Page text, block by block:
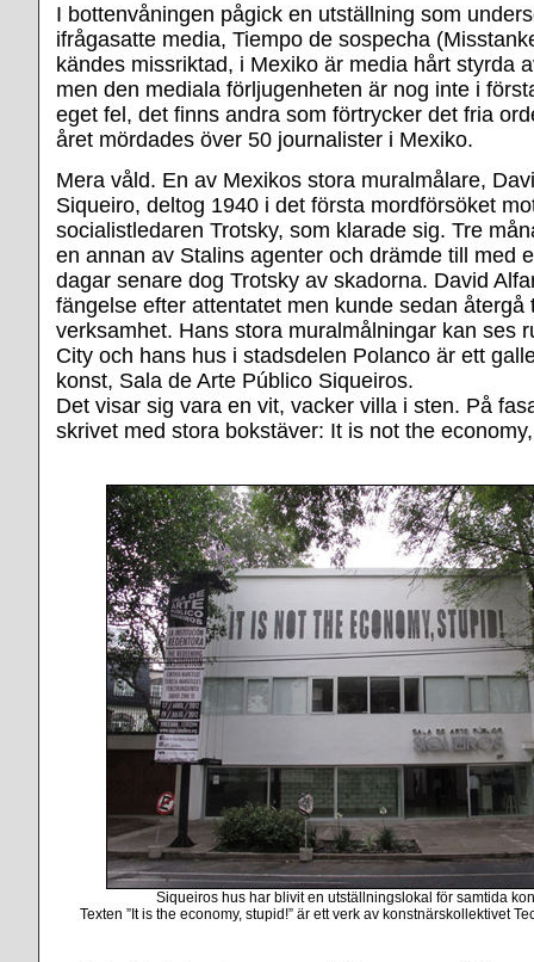
I bottenvåningen pågick en utställning som
ifrågasatte media, Tiempo de sospecha
kändes missriktad, i Mexiko är media hårt styrda
men den mediala förljugenheten är nog inte i
eget fel, det finns andra som förtrycker det fria
året mördades över 50 journalister i Mexiko.
Mera våld. En av Mexikos stora muralmålare,
Siqueiro, deltog 1940 i det första mordförsöket
socialistledaren Trotsky, som klarade sig. Tre
en annan av Stalins agenter och drämde till med
dagar senare dog Trotsky av skadorna. David
fängelse efter attentatet men kunde sedan återgå
verksamhet. Hans stora muralmålningar kan ses
City och hans hus i stadsdelen Polanco är ett
konst, Sala de Arte Público Siqueiros.
Det visar sig vara en vit, vacker villa i sten. På
skrivet med stora bokstäver: It is not the
Siqueiros hus har blivit en utställningslokal för samtida
Texten ”It is the economy, stupid!” är ett verk av konstnärskollektivet